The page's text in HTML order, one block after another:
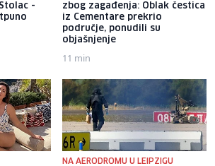
-
zbog zagađenja: Oblak čestica
iz Cementare prekrio
područje, ponudili su
objašnjenje
11 min
NA AERODROMU U LEIPZIGU